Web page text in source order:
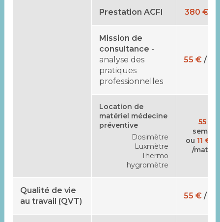
Prestation ACFI 380 €
Mission de
consultance -
analyse des
pratiques
professionnelles
55 € /
Location de
matériel médecine
préventive
Dosimètre
Luxmètre
Thermo
hygromètre
55 €
ou 11 €
/
Qualité de vie
au travail (QVT)
55 € /